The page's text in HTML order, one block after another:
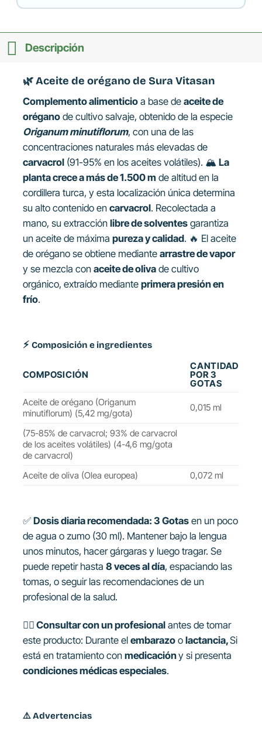
Descripción
🌿Aceite de oréganode Sura Vitasan
Complemento alimenticioa base de aceite de
oréganode cultivo salvaje, obtenido de la especie
Origanum minutiflorum, con una de las
concentraciones naturales más elevadas de
carvacrol(91-95% en los aceites volátiles). 🏔️ La
planta crece a más de 1.500 m de altitud en la
cordillera turca, y esta localización única determina
su alto contenido en carvacrol. Recolectada a
mano, su extracción libre de solventesgarantiza
un aceite de máxima pureza y calidad. 🔥 El aceite
de orégano se obtiene mediante arrastre de vapor
y se mezcla con aceite de olivade cultivo
orgánico, extraído mediante primera presión en
frío.
⚡ Composición e ingredientes
COMPOSICIÓN
CANTIDAD
POR 3
GOTAS
Aceite de orégano (Origanum
minutiflorum) (5,42 mg/gota)
0,015 ml
(75-85% de carvacrol; 93% de carvacrol
de los aceites volátiles) (4-4,6 mg/gota
de carvacrol)
Aceite de oliva (Olea europea)
0,072 ml
✅ Dosis diaria recomendada: 3 Gotasen un poco
de agua o zumo (30 ml). Mantener bajo la lengua
unos minutos, hacer gárgaras y luego tragar. Se
puede repetir hasta 8 veces al día, espaciando las
tomas, o seguir las recomendaciones de un
profesional de la salud.
👩‍⚕️ Consultar con un profesionalantes de tomar
este producto: Durante el embarazoo lactancia,Si
está en tratamiento con medicacióny si presenta
condiciones médicas especiales.
⚠️Advertencias